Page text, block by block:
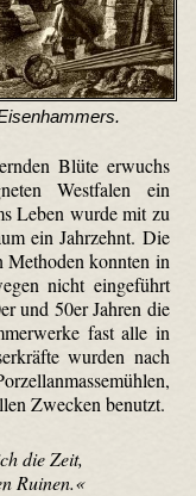
Blüte erwuchs
Westfalen ein
Leben wurde mit zu
ein Jahrzehnt. Die
Methoden konnten in
nicht eingeführt
und 50er Jahren die
fast alle in
wurden nach
Zwecken benutzt.
die Zeit,
Ruinen.«